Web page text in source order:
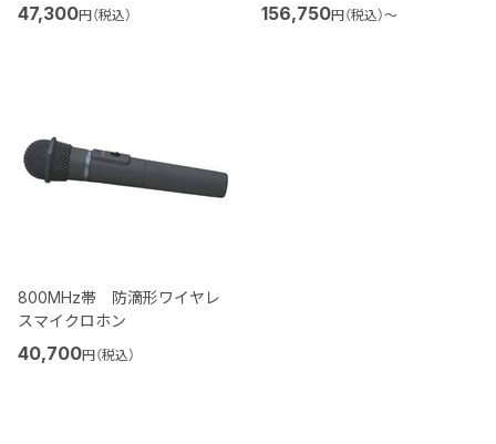
47,300円（税込） 156,750円（税込）〜
800MHz帯 防滴形ワイヤレ
スマイクロホン
40,700円（税込）